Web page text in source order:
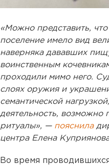
«Можно представить,
поселение имело вид
наверняка дававших
воинственным
проходили мимо него.
слоях оружия и
семантической
деятельность, возможно
ритуалы», — пояснила
центра Елена
Во время